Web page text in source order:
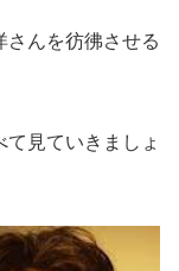
さんを彷彿させる
見ていきましょ